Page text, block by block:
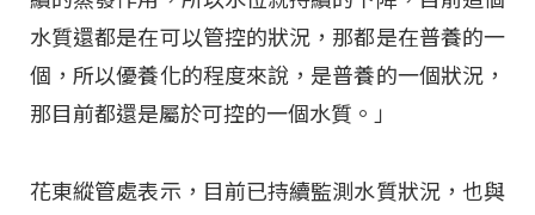
水質還都是在可以管控的狀況，那都是在普養的一
個，所以優養化的程度來說，是普養的一個狀況，
那目前都還是屬於可控的一個水質。」
花東縱管處表示，目前已持續監測水質狀況，也與